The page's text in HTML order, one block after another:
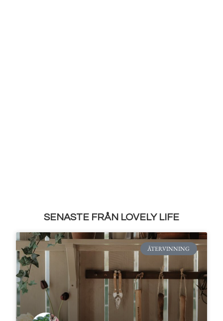
SENASTE FRÅN LOVELY LIFE
ÅTERVINNING